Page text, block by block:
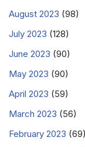
August 2023 (98)
July 2023 (128)
June 2023 (90)
May 2023 (90)
April 2023 (59)
March 2023 (56)
February 2023 (69)